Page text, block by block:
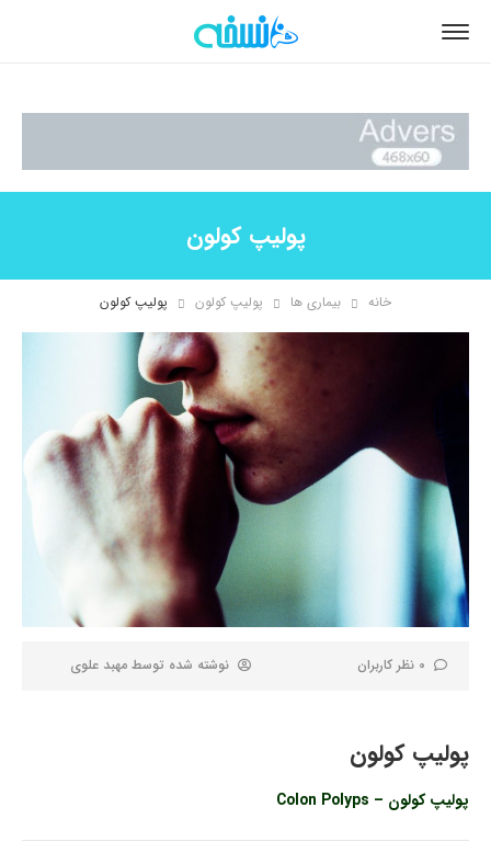
پولیپ کولون
خانه بیماری ها پولیپ کولون پولیپ کولون
0 نظر کاربران نوشته شده توسط مهبد علوی
پولیپ کولون
پولیپ کولون – Colon Polyps